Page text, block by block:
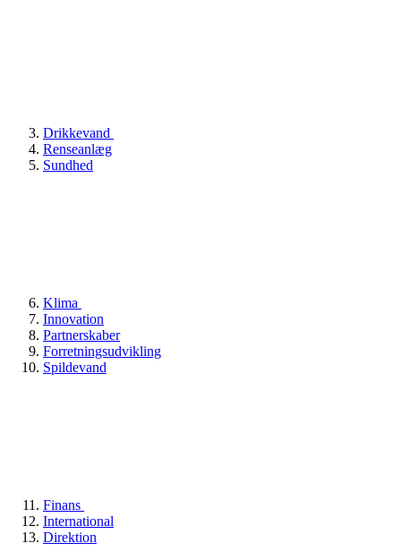
Drikkevand
Renseanlæg
Sundhed
Klima
Innovation
Partnerskaber
Forretningsudvikling
Spildevand
Finans
International
Direktion